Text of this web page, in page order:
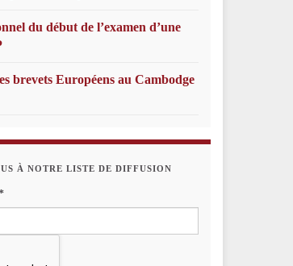
du début de l’examen d’une
brevets Européens au Cambodge
À NOTRE LISTE DE DIFFUSION